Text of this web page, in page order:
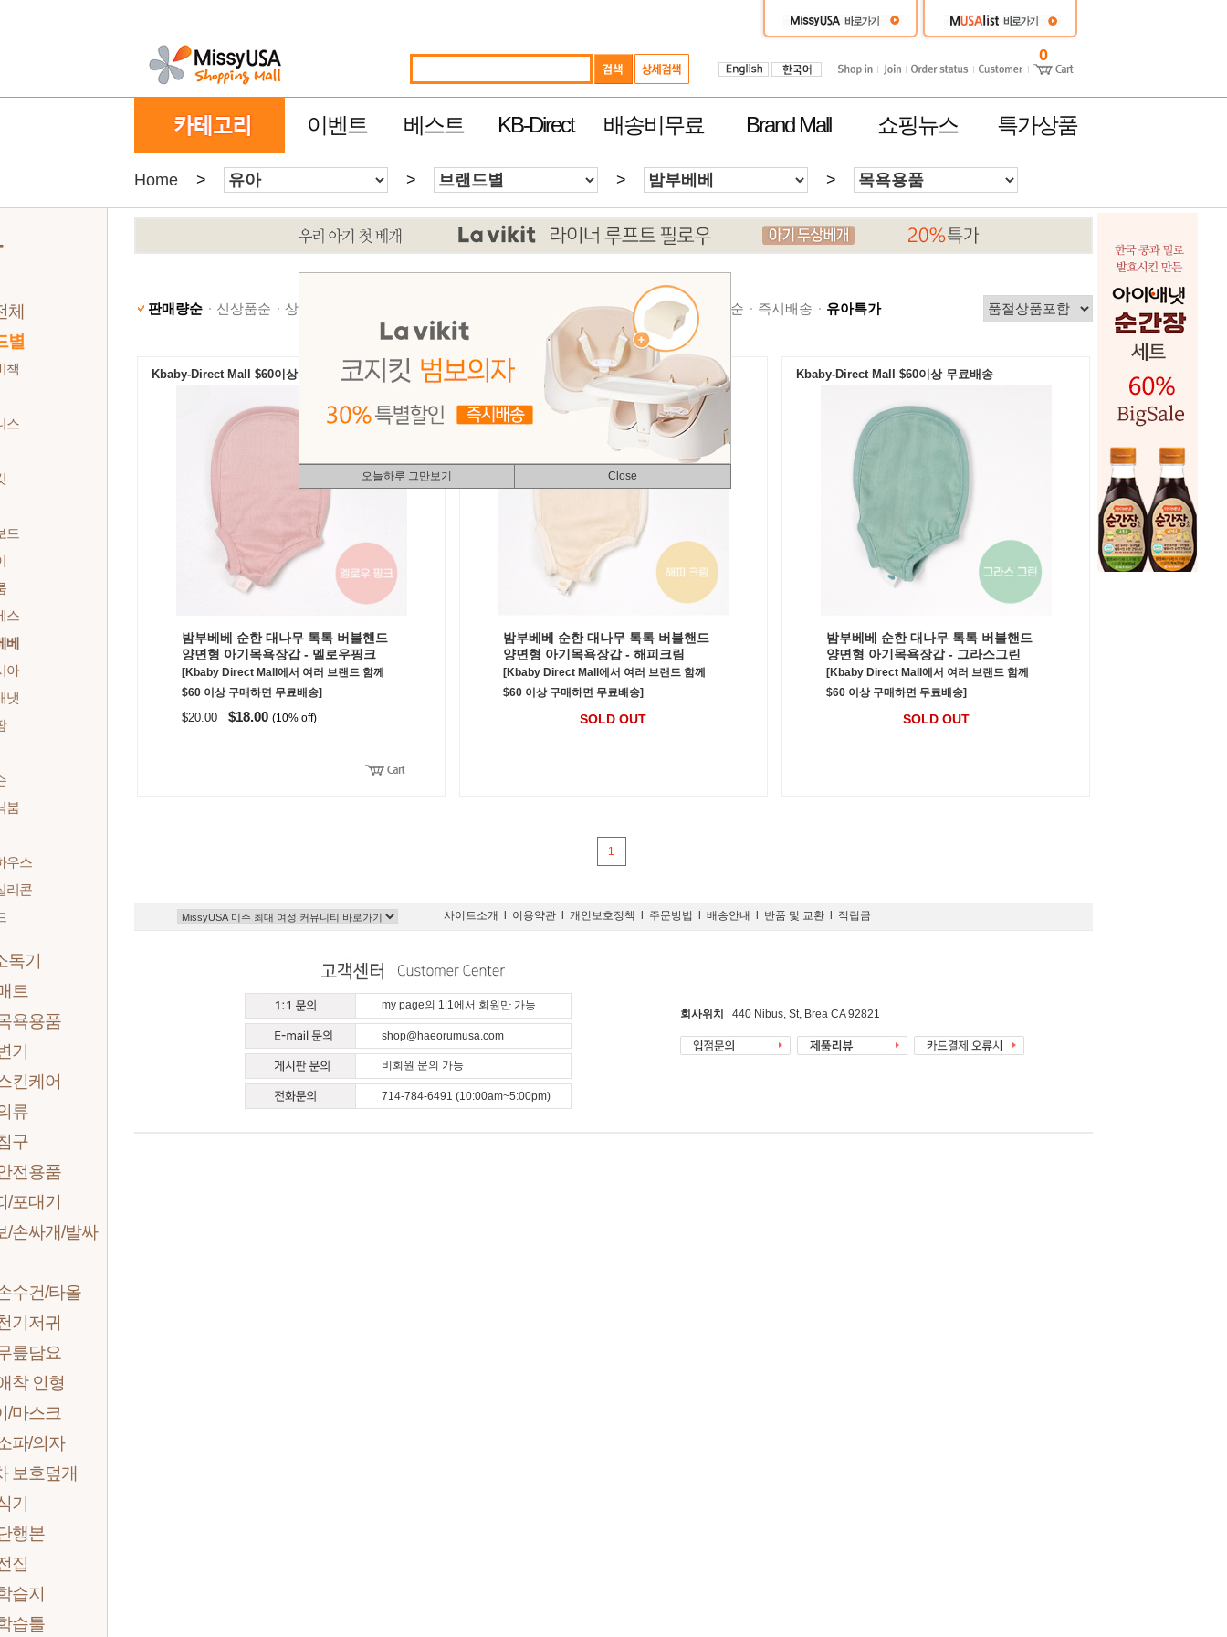
0
이벤트 베스트 KB-Direct 배송비무료 Brand Mall 쇼핑뉴스 특가상품
Home > > > >
체
별
책
스
드
스
베
아
냇
붐
우스
리콘
독기
트
욕용품
기
킨케어
류
구
전용품
/포대기
/손싸개/발싸
수건/타올
기저귀
릎담요
착 인형
/마스크
파/의자
보호덮개
기
행본
집
습지
습툴
오늘하루 그만보기 Close
판매량순 신상품순 상품명순 제품평 많은순 빠른 배송순 추천순 즉시배송 유아특가
Kbaby-Direct Mall $60이상 무료배송
밤부베베 순한 대나무 톡톡 버블핸드
양면형 아기목욕장갑 - 멜로우핑크
[Kbaby Direct Mall에서 여러 브랜드 함께
$60 이상 구매하면 무료배송]
$20.00 $18.00 (10% off)
Kbaby-Direct Mall $60이상 무료배송
밤부베베 순한 대나무 톡톡 버블핸드
양면형 아기목욕장갑 - 해피크림
[Kbaby Direct Mall에서 여러 브랜드 함께
$60 이상 구매하면 무료배송]
SOLD OUT
Kbaby-Direct Mall $60이상 무료배송
밤부베베 순한 대나무 톡톡 버블핸드
양면형 아기목욕장갑 - 그라스그린
[Kbaby Direct Mall에서 여러 브랜드 함께
$60 이상 구매하면 무료배송]
SOLD OUT
1
사이트소개 이용약관 개인보호정책 주문방법 배송안내 반품 및 교환 적립금
회사위치 440 Nibus, St, Brea CA 92821
my page의 1:1에서 회원만 가능
shop@haeorumusa.com
비회원 문의 가능
714-784-6491 (10:00am~5:00pm)